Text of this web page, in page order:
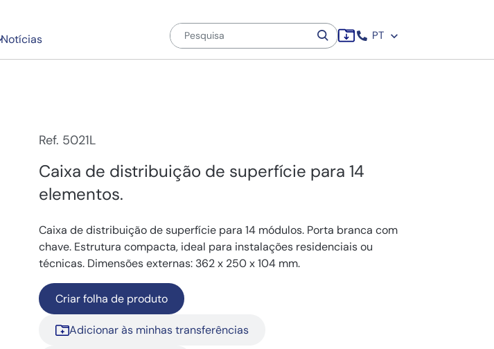
Notícias PT
Ref. 5021L
Caixa de distribuição de superfície para 14
elementos.
Caixa de distribuição de superfície para 14 módulos. Porta branca com
chave. Estrutura compacta, ideal para instalações residenciais ou
técnicas. Dimensões externas: 362 x 250 x 104 mm.
Criar folha de produto
Adicionar às minhas transferências